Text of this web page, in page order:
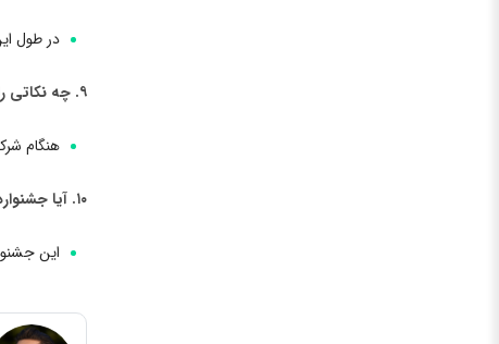
در طول
۹. چه نکاتی را باید هنگام شرکت در جشنواره فالاس رعایت کرد؟
هنگام
۱۰. آیا جشنواره فالاس برای کودکان مناسب است؟
این